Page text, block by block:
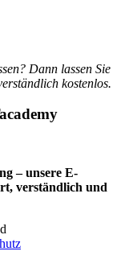
Dann lassen Sie
kostenlos.
– unsere E-
verständlich und